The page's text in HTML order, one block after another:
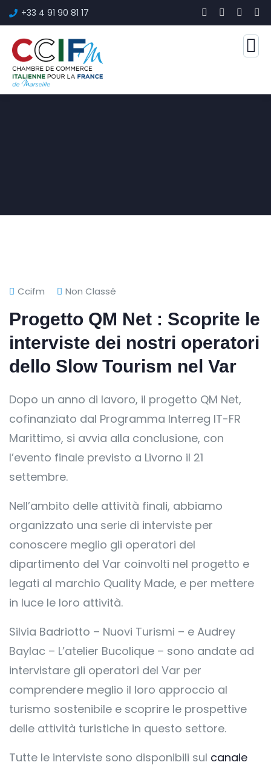
+33 4 91 90 81 17
Ccifm Non Classé
Progetto QM Net : Scoprite le
interviste dei nostri operatori
dello Slow Tourism nel Var
Dopo un anno di lavoro, il progetto QM Net,
cofinanziato dal Programma Interreg IT-FR
Marittimo, si avvia alla conclusione, con
l’evento finale previsto a Livorno il 21
settembre.
Nell’ambito delle attività finali, abbiamo
organizzato una serie di interviste per
conoscere meglio gli operatori del
dipartimento del Var coinvolti nel progetto e
legati al marchio Quality Made, e per mettere
in luce le loro attività.
Silvia Badriotto – Nuovi Turismi – e Audrey
Baylac – L’atelier Bucolique – sono andate ad
intervistare gli operatori del Var per
comprendere meglio il loro approccio al
turismo sostenibile e scoprire le prospettive
delle attività turistiche in questo settore.
Tutte le interviste sono disponibili sul canale